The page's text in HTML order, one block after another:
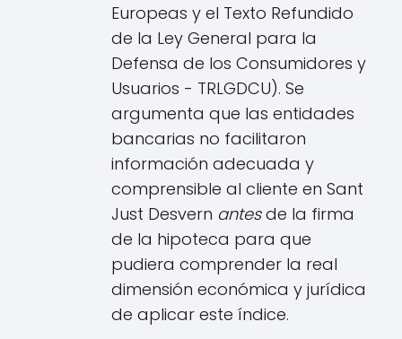
Europeas y el Texto Refundido
de la Ley General para la
Defensa de los Consumidores y
Usuarios - TRLGDCU). Se
argumenta que las entidades
bancarias no facilitaron
información adecuada y
comprensible al cliente en Sant
Just Desvern antesde la firma
de la hipoteca para que
pudiera comprender la real
dimensión económica y jurídica
de aplicar este índice.